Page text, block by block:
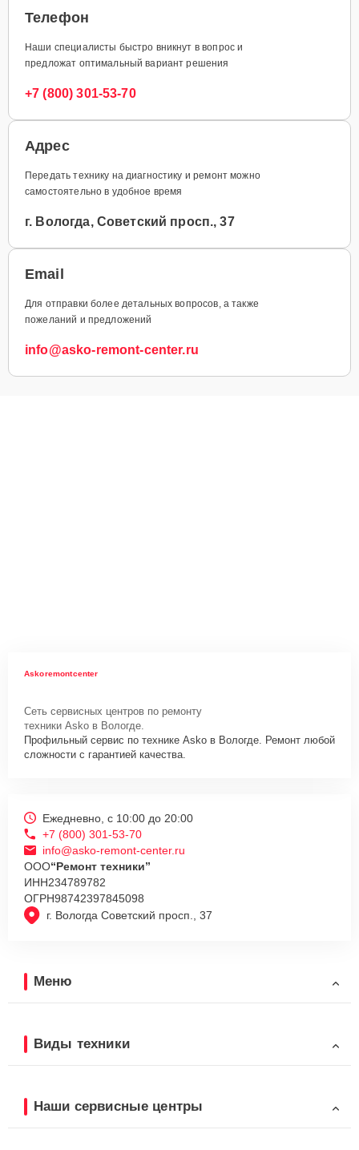
Телефон
Наши специалисты быстро вникнут в вопрос и
предложат оптимальный вариант решения
+7 (800) 301-53-70
Адрес
Передать технику на диагностику и ремонт можно
самостоятельно в удобное время
г. Вологда, Советский просп., 37
Email
Для отправки более детальных вопросов, а также
пожеланий и предложений
info@asko-remont-center.ru
Askoremontcenter
Сеть сервисных центров по ремонту
техники Asko в Вологде.
Профильный сервис по технике Asko в Вологде. Ремонт любой
сложности с гарантией качества.
г. Вологда Советский просп., 37
Ежедневно, с 10:00 до 20:00
+7 (800) 301-53-70
info@asko-remont-center.ru
ООО“Ремонт техники”
ИНН234789782
ОГРН98742397845098
Меню
Виды техники
Наши сервисные центры